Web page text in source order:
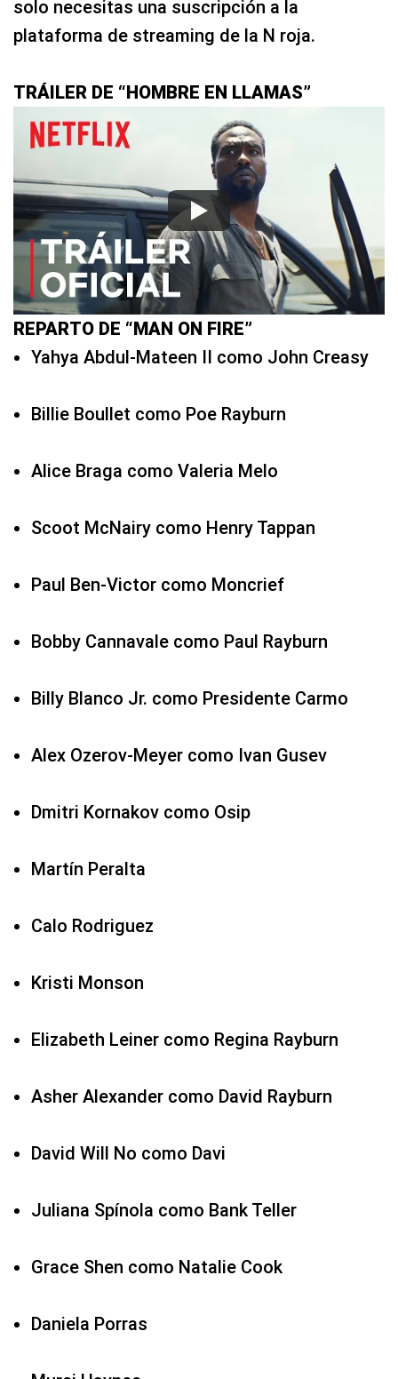
solo necesitas una suscripción a la
plataforma de streaming de la N roja.
TRÁILER DE “HOMBRE EN LLAMAS”
REPARTO DE “MAN ON FIRE”
Yahya Abdul-Mateen II como John Creasy
Billie Boullet como Poe Rayburn
Alice Braga como Valeria Melo
Scoot McNairy como Henry Tappan
Paul Ben-Victor como Moncrief
Bobby Cannavale como Paul Rayburn
Billy Blanco Jr. como Presidente Carmo
Alex Ozerov-Meyer como Ivan Gusev
Dmitri Kornakov como Osip
Martín Peralta
Calo Rodriguez
Kristi Monson
Elizabeth Leiner como Regina Rayburn
Asher Alexander como David Rayburn
David Will No como Davi
Juliana Spínola como Bank Teller
Grace Shen como Natalie Cook
Daniela Porras